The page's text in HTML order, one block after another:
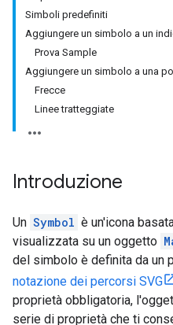
Simboli predefiniti
Aggiungere un simbolo a un
Prova Sample
Aggiungere un simbolo a una
Frecce
Linee tratteggiate
Introduzione
Un Symbol è un'icona
visualizzata su un oggetto
del simbolo è definita da un
notazione dei percorsi SVG
proprietà obbligatoria,
serie di proprietà che ti